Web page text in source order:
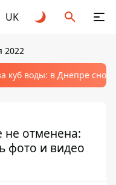
UK
2022
куб воды: в Днепре
не отменена:
фото и видео